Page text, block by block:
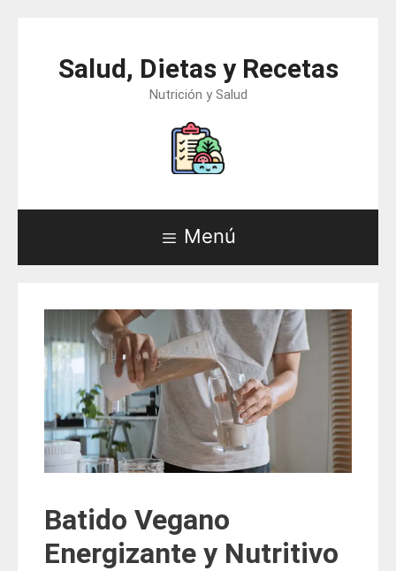
contenidoSalud, Dietas y Recetas
Nutrición y Salud
Menú
Batido Vegano
Energizante y Nutritivo